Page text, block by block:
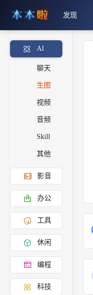
发现
AI
聊天
生图
视频
音频
Skill
其他
影音
办公
工具
休闲
编程
科技